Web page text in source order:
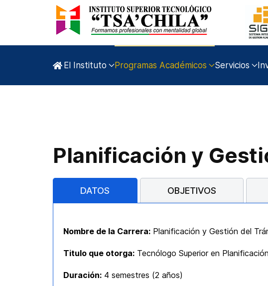
El Instituto Programas Académicos Servicios
Planificación y
DATOS OBJETIVOS
Nombre de la Carrera: Planificación y Gestión del
Titulo que otorga: Tecnólogo Superior en
Duración: 4 semestres (2 años)